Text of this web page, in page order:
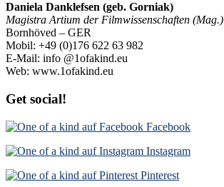
Daniela Danklefsen (geb. Gorniak)
Magistra Artium der Filmwissenschaften (Mag.)
Bornhöved – GER
Mobil: +49 (0)176 622 63 982
E-Mail: info @1ofakind.eu
Web: www.1ofakind.eu
Get social!
Facebook
Instagram
Pinterest